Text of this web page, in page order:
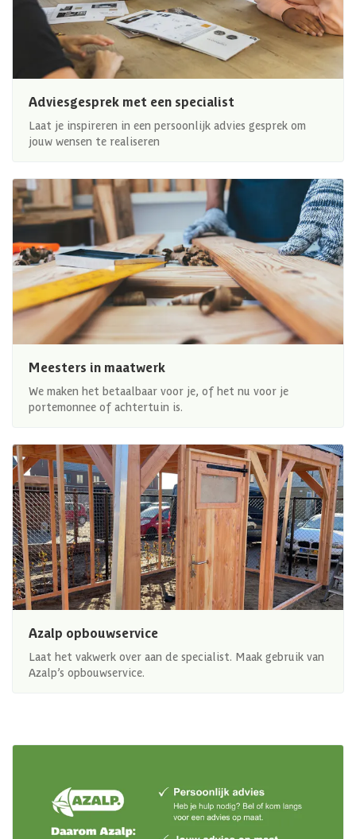
Adviesgesprek met een specialist
Laat je inspireren in een persoonlijk advies gesprek om
jouw wensen te realiseren
Meesters in maatwerk
We maken het betaalbaar voor je, of het nu voor je
portemonnee of achtertuin is.
Azalp opbouwservice
Laat het vakwerk over aan de specialist. Maak gebruik van
Azalp’s opbouwservice.